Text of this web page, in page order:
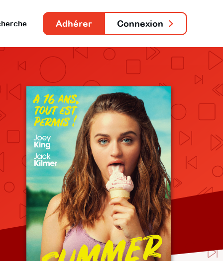
Adhérer Connexion